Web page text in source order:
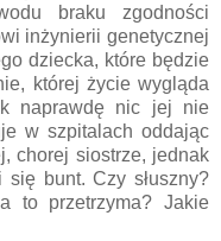
braku zgodności
inżynierii genetycznej
dziecka, które będzie
której życie wygląda
naprawdę nic jej nie
w szpitalach oddając
chorej siostrze, jednak
bunt. Czy słuszny?
to przetrzyma? Jakie